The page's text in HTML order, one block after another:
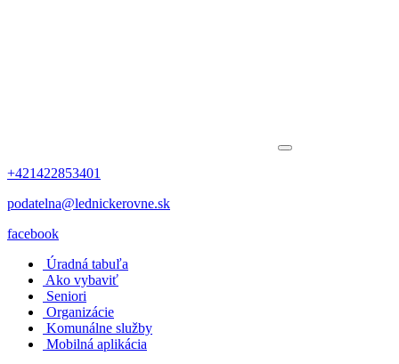
+421422853401
podatelna@lednickerovne.sk
facebook
Úradná tabuľa
Ako vybaviť
Seniori
Organizácie
Komunálne služby
Mobilná aplikácia